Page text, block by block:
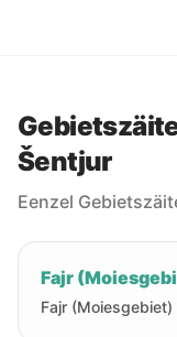
Šentjur
Eenzel
Fajr
Fajr